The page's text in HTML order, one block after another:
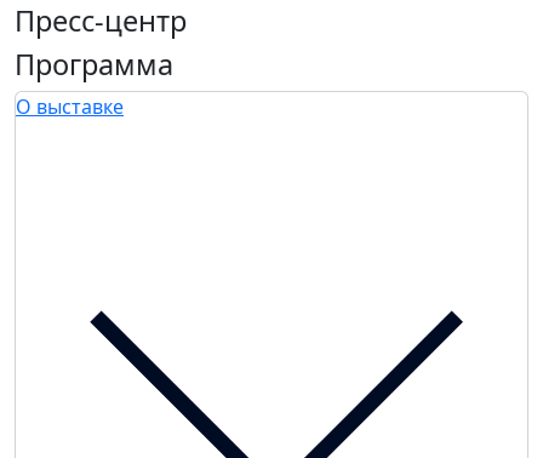
Пресс-центр
Программа
О выставке